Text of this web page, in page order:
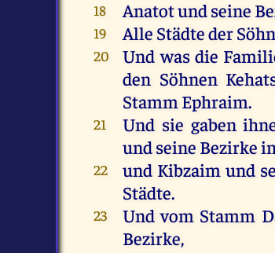
18 Anatotund seine
19 Alle Städteder
20 Und was die
den Söhnen
Stamm Ephraim.
21 Und sie gaben
und seine Bezirke
22 und Kibzaim und
Städte.
23 Und vom Stamm
Bezirke,